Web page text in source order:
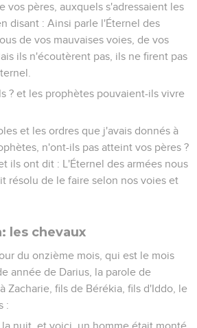
vos pères, auxquels s'adressaient les
disant : Ainsi parle l'Éternel des
de vos mauvaises voies, de vos
ils n'écoutèrent pas, ils ne firent pas
? et les prophètes pouvaient-ils vivre
et les ordres que j'avais donnés à
n'ont-ils pas atteint vos pères ?
ils ont dit : L'Éternel des armées nous
résolu de le faire selon nos voies et
les chevaux
du onzième mois, qui est le mois
année de Darius, la parole de
Zacharie, fils de Bérékia, fils d'Iddo, le
:
la nuit, et voici, un homme était monté